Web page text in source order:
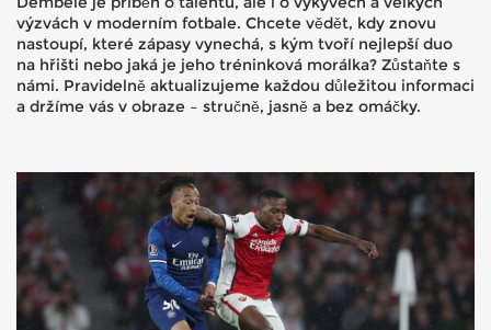
výzvách v moderním fotbale. Chcete vědět, kdy znovu
nastoupí, které zápasy vynechá, s kým tvoří nejlepší duo
na hřišti nebo jaká je jeho tréninková morálka? Zůstaňte s
námi. Pravidelně aktualizujeme každou důležitou informaci
a držíme vás v obraze – stručně, jasně a bez omáčky.